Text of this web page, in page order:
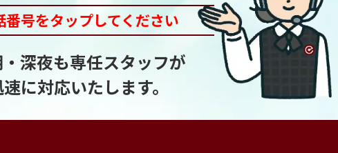
番号をタップしてください
深夜も専任スタッフが
に対応いたします。